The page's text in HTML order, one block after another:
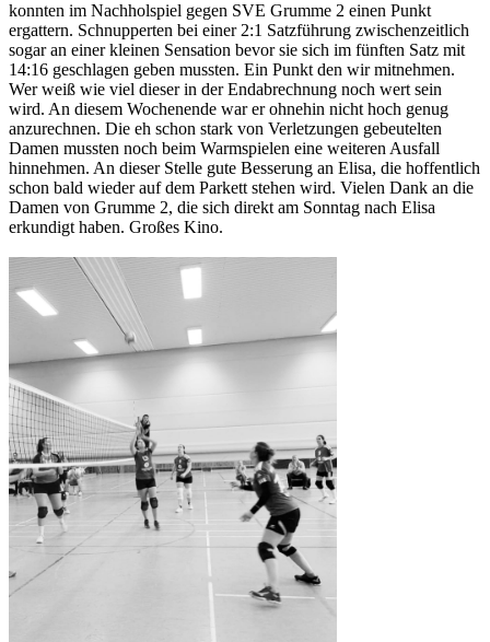
konnten im Nachholspiel gegen SVE Grumme 2 einen Punkt
ergattern. Schnupperten bei einer 2:1 Satzführung zwischenzeitlich
sogar an einer kleinen Sensation bevor sie sich im fünften Satz mit
14:16 geschlagen geben mussten. Ein Punkt den wir mitnehmen.
Wer weiß wie viel dieser in der Endabrechnung noch wert sein
wird. An diesem Wochenende war er ohnehin nicht hoch genug
anzurechnen. Die eh schon stark von Verletzungen gebeutelten
Damen mussten noch beim Warmspielen eine weiteren Ausfall
hinnehmen. An dieser Stelle gute Besserung an Elisa, die hoffentlich
schon bald wieder auf dem Parkett stehen wird. Vielen Dank an die
Damen von Grumme 2, die sich direkt am Sonntag nach Elisa
erkundigt haben. Großes Kino.